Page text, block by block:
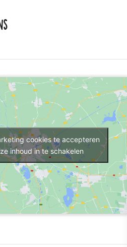
cookies te accepteren
inhoud in te schakelen